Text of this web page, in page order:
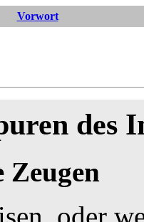
Vorwort
des
Zeugen